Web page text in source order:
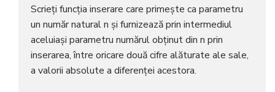
Scrieți funcția inserare care primește ca parametru
un număr natural n și furnizează prin intermediul
aceluiași parametru numărul obținut din n prin
inserarea, între oricare două cifre alăturate ale sale,
a valorii absolute a diferenței acestora.